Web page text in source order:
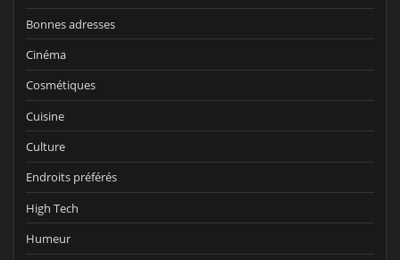
Bonnes adresses
Cinéma
Cosmétiques
Cuisine
Culture
Endroits préférés
High Tech
Humeur